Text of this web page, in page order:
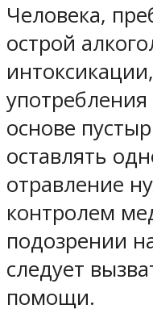
Человека,
острой
основе
оставлять
отравление
контролем
подозрении
следует
помощи.